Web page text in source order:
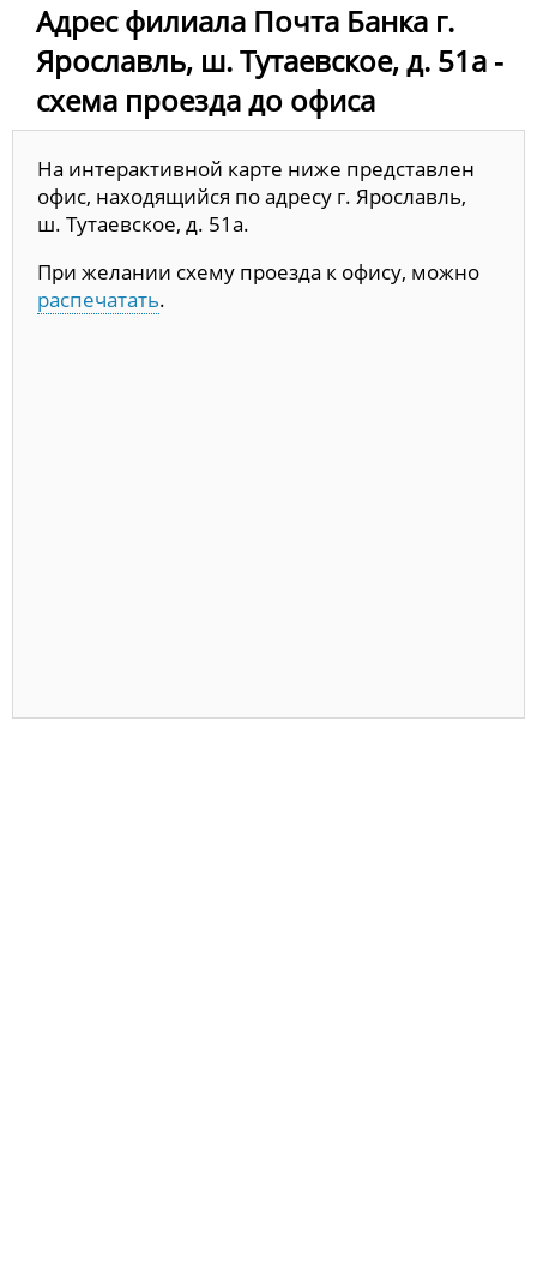
Адрес филиала Почта Банка г.
Ярославль, ш. Тутаевское, д. 51а -
схема проезда до офиса
На интерактивной карте ниже представлен
офис, находящийся по адресу г. Ярославль,
ш. Тутаевское, д. 51а.
При желании схему проезда к офису, можно
распечатать.